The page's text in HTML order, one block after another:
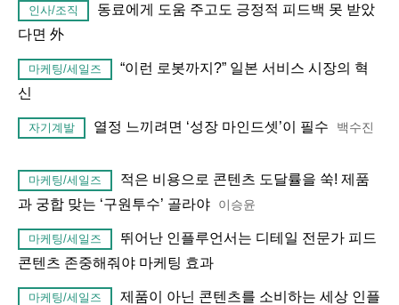
인사/조직
동료에게 도움 주고도 긍정적 피드백 못 받았
다면 外
마케팅/세일즈
“이런 로봇까지?” 일본 서비스 시장의 혁
신
자기계발 열정 느끼려면 ‘성장 마인드셋’이 필수 백수진
마케팅/세일즈
적은 비용으로 콘텐츠 도달률을 쑥! 제품
과 궁합 맞는 ‘구원투수’ 골라야
이승윤
마케팅/세일즈
뛰어난 인플루언서는 디테일 전문가 피드
콘텐츠 존중해줘야 마케팅 효과
마케팅/세일즈
제품이 아닌 콘텐츠를 소비하는 세상 인플